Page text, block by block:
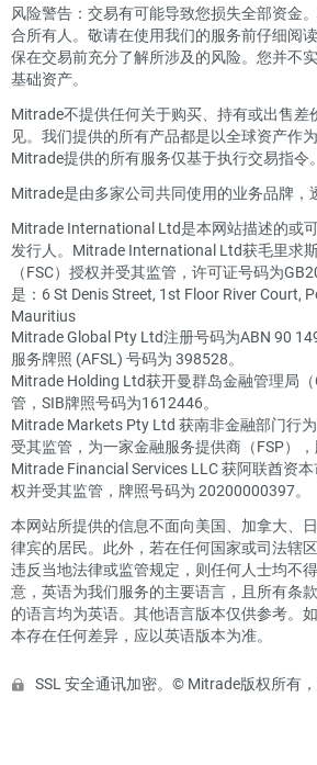
风险警告：交易有可能导致您损失全部资金
合所有人。敬请在使用我们的服务前仔细阅
保在交易前充分了解所涉及的风险。您并不
基础资产。
Mitrade不提供任何关于购买、持有或出售差
见。我们提供的所有产品都是以全球资产作
Mitrade提供的所有服务仅基于执行交易指令。
Mitrade是由多家公司共同使用的业务品牌，
Mitrade International Ltd是本网站描述的或
发行人。Mitrade International Ltd获毛里求
（FSC）授权并受其监管，许可证号码为
是：6 St Denis Street, 1st Floor River Court,
Mauritius
Mitrade Global Pty Ltd注册号码为ABN 90
服务牌照 (AFSL) 号码为 398528。
Mitrade Holding Ltd获开曼群岛金融管理局
管，SIB牌照号码为1612446。
Mitrade Markets Pty Ltd 获南非金融部门行
受其监管，为一家金融服务提供商（FSP），
Mitrade Financial Services LLC 获阿联酋资
权并受其监管，牌照号码为 20200000397。
本网站所提供的信息不面向美国、加拿大、
律宾的居民。此外，若在任何国家或司法辖
违反当地法律或监管规定，则任何人士均不
意，英语为我们服务的主要语言，且所有条
的语言均为英语。其他语言版本仅供参考。
本存在任何差异，应以英语版本为准。
SSL 安全通讯加密。© Mitrade版权所有，